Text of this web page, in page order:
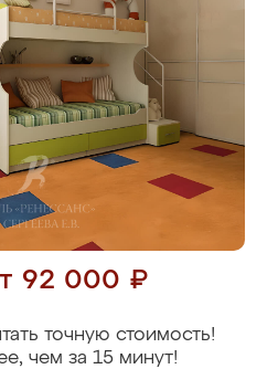
92 000 ₽
точную стоимость!
чем за 15 минут!